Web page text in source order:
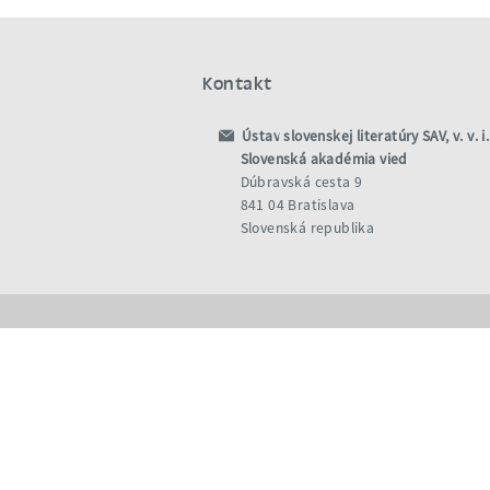
Kontakt
Ústav slovenskej literatúry SAV, v. v. i.
Slovenská akadémia vied
Dúbravská cesta 9
841 04 Bratislava
Slovenská republika